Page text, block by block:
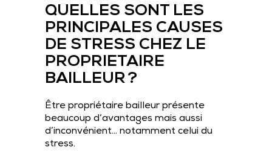
QUELLES SONT LES
PRINCIPALES CAUSES
DE STRESS CHEZ LE
PROPRIETAIRE
BAILLEUR ?
Être propriétaire bailleur présente
beaucoup d’avantages mais aussi
d’inconvénient… notamment celui du
stress.